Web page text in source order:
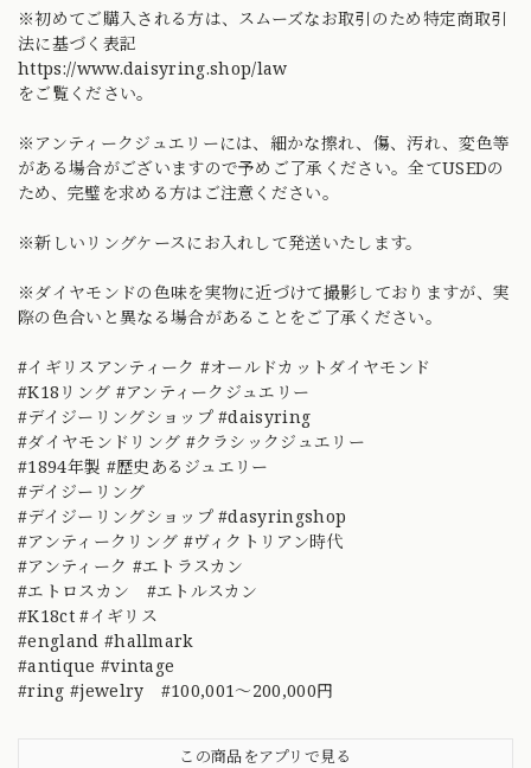
※初めてご購入される方は、スムーズなお取引のため特定商取引
法に基づく表記
https://www.daisyring.shop/law
をご覧ください。
※アンティークジュエリーには、細かな擦れ、傷、汚れ、変色等
がある場合がございますので予めご了承ください。全てUSEDの
ため、完璧を求める方はご注意ください。
※新しいリングケースにお入れして発送いたします。
※ダイヤモンドの色味を実物に近づけて撮影しておりますが、実
際の色合いと異なる場合があることをご了承ください。
#イギリスアンティーク #オールドカットダイヤモンド
#K18リング #アンティークジュエリー
#デイジーリングショップ #daisyring
#ダイヤモンドリング #クラシックジュエリー
#1894年製 #歴史あるジュエリー
#デイジーリング
#デイジーリングショップ #dasyringshop
#アンティークリング #ヴィクトリアン時代
#アンティーク #エトラスカン
#エトロスカン #エトルスカン
#K18ct #イギリス
#england #hallmark
#antique #vintage
#ring #jewelry #100,001～200,000円
この商品をアプリで見る